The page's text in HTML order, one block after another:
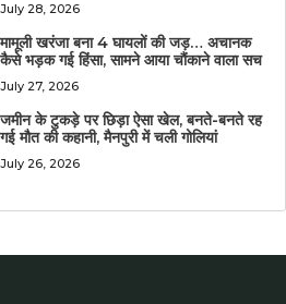
July 28, 2026
मामूली खरंजा बना 4 घायलों की जड़… अचानक
कैसे भड़क गई हिंसा, सामने आया चौंकाने वाला सच
July 27, 2026
जमीन के टुकड़े पर छिड़ा ऐसा खेल, बनते-बनते रह
गई मौत की कहानी, मैनपुरी में चली गोलियां
July 26, 2026